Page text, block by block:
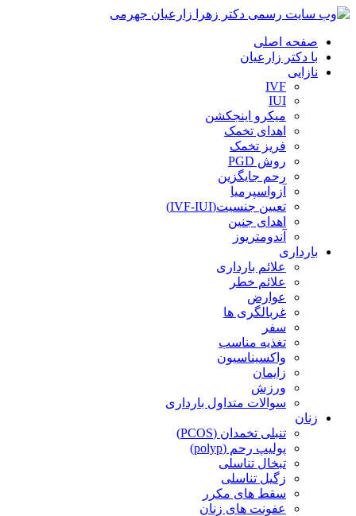
صفحه اصلی
با دکتر زارعیان
نازایی
IVF
IUI
میکرو اینجکشن
اهدای تخمک
فریز تخمک
روش PGD
رحم جایگزین
آزواسپرمیا
تعیین جنسیت(IVF-IUI)
اهدای جنین
آندومتریوز
بارداری
علائم بارداری
علائم خطر
عوارض
غربالگری ها
سفر
تغذیه مناسب
واکسیناسیون
زایمان
ورزش
سوالات متداول بارداری
زنان
تنبلی تخمدان (PCOS)
پولیپ رحم (polyp)
تبخال تناسلی
زگیل تناسلی
سقط های مکرر
عفونت های زنان